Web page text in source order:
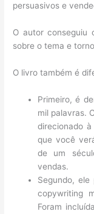
persuasivos e
O autor conseguiu
sobre o tema e
O livro também é
Primeiro, é
mil palavras.
direcionado
que você
de um
vendas.
Segundo,
copywriting
Foram